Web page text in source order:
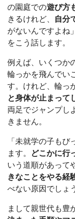
の園庭での遊び方
きるけれど、
自分
がないんですよね
をこう話します。
例えば、いくつか
輪っかを飛んでい
す。けれど、輪っ
と身体が止まって
両足でジャンプし
きません。
「未就学の子も
ます。
どこかに行
いう道順があって
きなことをやる経
べない原因でしょ
まして親世代も豊